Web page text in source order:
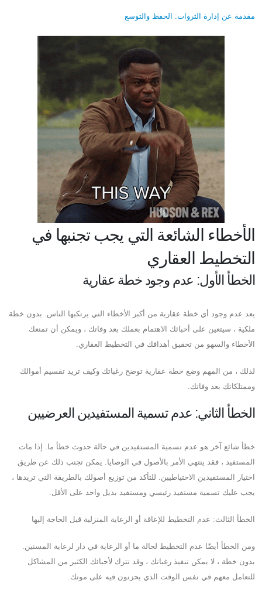
مقدمة عن إدارة الثروات: الحفظ والتوسع
الأخطاء الشائعة التي يجب تجنبها في
التخطيط العقاري
الخطأ الأول: عدم وجود خطة عقارية
يعد عدم وجود أي خطة عقارية من أكبر الأخطاء التي يرتكبها الناس. بدون خطة
ملكية ، سيتعين على أحبائك الاهتمام بعملك بعد وفاتك ، ويمكن أن تمنعك
الأخطاء والسهو من تحقيق أهدافك في التخطيط العقاري.
لذلك ، من المهم وضع خطة عقارية توضح رغباتك وكيف تريد تقسيم أموالك
وممتلكاتك بعد وفاتك.
الخطأ الثاني: عدم تسمية المستفيدين العرضيين
خطأ شائع آخر هو عدم تسمية المستفيدين في حالة حدوث خطأ ما. إذا مات
المستفيد ، فقد ينتهي الأمر بالأصول في الوصايا. يمكن تجنب ذلك عن طريق
اختيار المستفيدين الاحتياطيين. للتأكد من توزيع أصولك بالطريقة التي تريدها ،
يجب عليك تسمية مستفيد رئيسي ومستفيد بديل واحد على الأقل.
الخطأ الثالث: عدم التخطيط للإعاقة أو الرعاية المنزلية قبل الحاجة إليها
ومن الخطأ أيضًا عدم التخطيط لحالة ما أو الرعاية في دار لرعاية المسنين.
بدون خطة ، لا يمكن تنفيذ رغباتك ، وقد تترك لأحبائك الكثير من المشاكل
للتعامل معهم في نفس الوقت الذي يحزنون فيه على موتك.